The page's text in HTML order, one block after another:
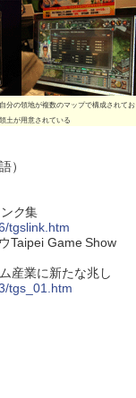
分の領地が複数のマップで構成されて
土が用意されている
）
ク集
tgslink.htm
Taipei Game Show
産業に新たな兆し
tgs_01.htm